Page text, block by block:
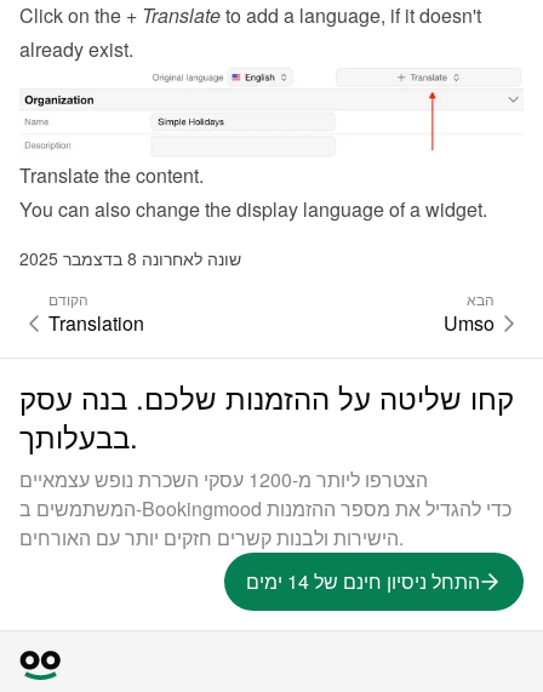
Click on the + Translate to add a language, if it doesn't
already exist.
Translate the content.
You can also change the display language of a widget.
שונה לאחרונה 8 בדצמבר 2025
הקודם
Translation
הבא
Umso
קחו שליטה על ההזמנות שלכם. בנה עסק
בבעלותך.
הצטרפו ליותר מ-1200 עסקי השכרת נופש עצמאיים
המשתמשים ב-Bookingmood כדי להגדיל את מספר ההזמנות
הישירות ולבנות קשרים חזקים יותר עם האורחים.
התחל ניסיון חינם של 14 ימים